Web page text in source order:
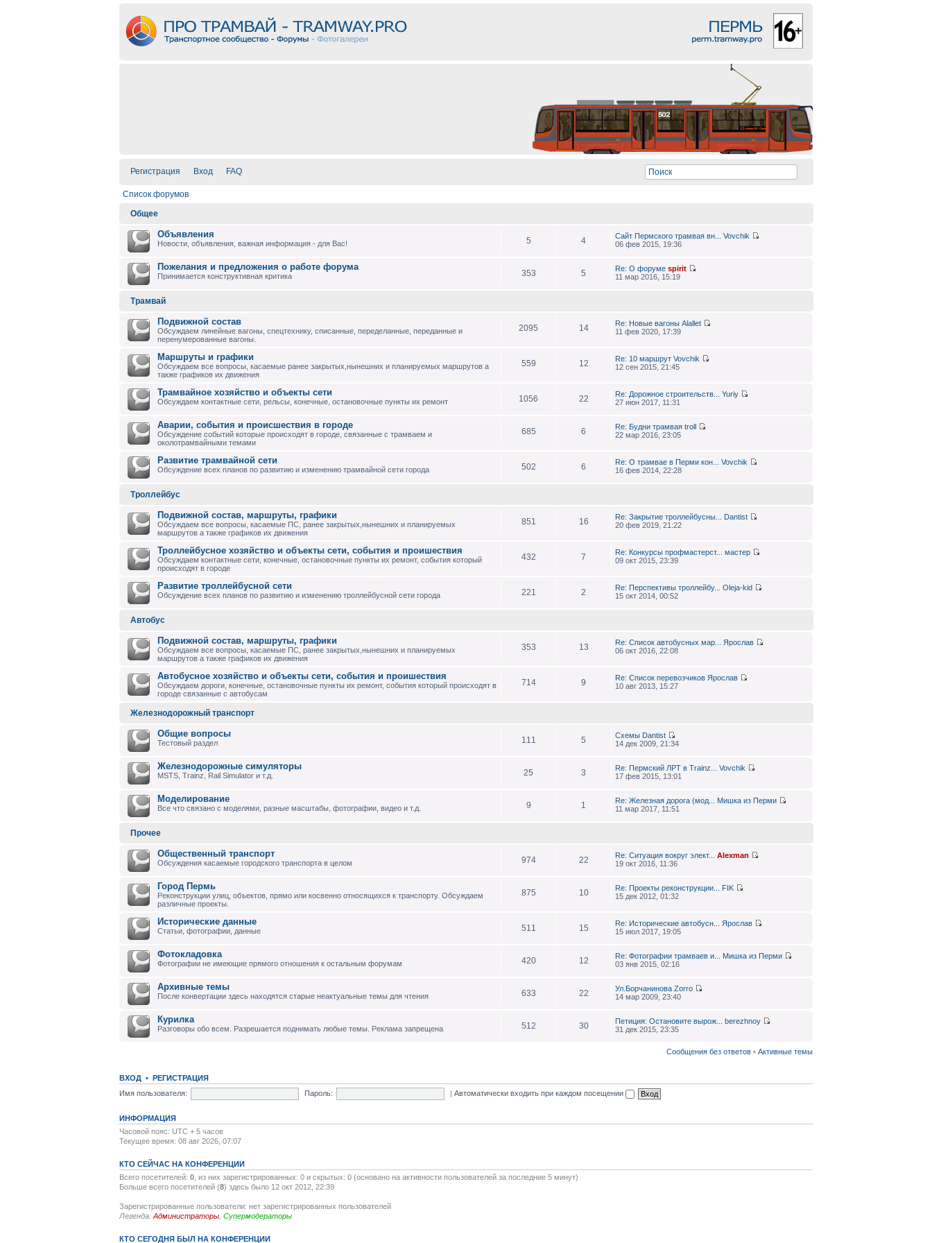
Регистрация Вход FAQ
Список форумов
Общее
Объявления
Новости, объявления, важная информация - для Вас! 5 4 Сайт Пермского трамвая вн...
Vovchik
06 фев 2015, 19:36
Пожелания и предложения о работе форума
Принимается конструктивная критика 353 5 Re: О форуме spirit
11 мар 2016, 15:19
Трамвай
Подвижной состав
Обсуждаем линейные вагоны, спецтехнику, списанные, переделанные, переданные и
перенумерованные вагоны.
2095 14 Re: Новые вагоны Alallet
11 фев 2020, 17:39
Маршруты и графики
Обсуждаем все вопросы, касаемые ранее закрытых,нынешних и планируемых маршрутов а
также графиков их движения
559 12 Re: 10 маршрут Vovchik
12 сен 2015, 21:45
Трамвайное хозяйство и объекты сети
Обсуждаем контактные сети, рельсы, конечные, остановочные пункты их ремонт 1056 22 Re: Дорожное строительств...
Yuriy
27 июн 2017, 11:31
Аварии, события и происшествия в городе
Обсуждение событий которые происходят в городе, связанные с трамваем и
околотрамвайными темами
685 6 Re: Будни трамвая troll
22 мар 2016, 23:05
Развитие трамвайной сети
Обсуждение всех планов по развитию и изменению трамвайной сети города 502 6 Re: О трамвае в Перми кон...
Vovchik
16 фев 2014, 22:28
Троллейбус
Подвижной состав, маршруты, графики
Обсуждаем все вопросы, касаемые ПС, ранее закрытых,нынешних и планируемых
маршрутов а также графиков их движения
851 16 Re: Закрытие троллейбусны...
Dantist
20 фев 2019, 21:22
Троллейбусное хозяйство и объекты сети, события и проишествия
Обсуждаем контактные сети, конечные, остановочные пункты их ремонт, события который
происходят в городе
432 7 Re: Конкурсы профмастерст...
мастер
09 окт 2015, 23:39
Развитие троллейбусной сети
Обсуждение всех планов по развитию и изменению троллейбусной сети города 221 2 Re: Перспективы троллейбу...
Oleja-kid
15 окт 2014, 00:52
Автобус
Подвижной состав, маршруты, графики
Обсуждаем все вопросы, касаемые ПС, ранее закрытых,нынешних и планируемых
маршрутов а также графиков их движения
353 13 Re: Список автобусных мар...
Ярослав
06 окт 2016, 22:08
Автобусное хозяйство и объекты сети, события и проишествия
Обсуждаем дороги, конечные, остановочные пункты их ремонт, события который происходят в
городе связанные с автобусам
714 9 Re: Список перевозчиков Ярослав
10 авг 2013, 15:27
Железнодорожный транспорт
Общие вопросы
Тестовый раздел 111 5 Схемы Dantist
14 дек 2009, 21:34
Железнодорожные симуляторы
MSTS, Trainz, Rail Simulator и т.д. 25 3 Re: Пермский ЛРТ в Trainz...
Vovchik
17 фев 2015, 13:01
Моделирование
Все что связано с моделями, разные масштабы, фотографии, видео и т.д. 9 1 Re: Железная дорога (мод...
Мишка из Перми
11 мар 2017, 11:51
Прочее
Общественный транспорт
Обсуждения касаемые городского транспорта в целом 974 22 Re: Ситуация вокруг элект...
Alexman
19 окт 2016, 11:36
Город Пермь
Реконструкции улиц, объектов, прямо или косвенно относящихся к транспорту. Обсуждаем
различные проекты.
875 10 Re: Проекты реконструкции...
FIK
15 дек 2012, 01:32
Исторические данные
Статьи, фотографии, данные 511 15 Re: Исторические автобусн...
Ярослав
15 июл 2017, 19:05
Фотокладовка
Фотографии не имеющие прямого отношения к остальным форумам 420 12 Re: Фотографии трамваев и...
Мишка из Перми
03 янв 2015, 02:16
Архивные темы
После конвертации здесь находятся старые неактуальные темы для чтения 633 22 Ул.Борчанинова Zorro
14 мар 2009, 23:40
Курилка
Разговоры обо всем. Разрешается поднимать любые темы. Реклама запрещена 512 30 Петиция: Остановите вырож...
berezhnoy
31 дек 2015, 23:35
Сообщения без ответов • Активные темы
ВХОД • РЕГИСТРАЦИЯ
Имя пользователя:
Пароль: | Автоматически входить при каждом посещении
ИНФОРМАЦИЯ
Часовой пояс: UTC + 5 часов
Текущее время: 08 авг 2026, 07:07
КТО СЕЙЧАС НА КОНФЕРЕНЦИИ
Всего посетителей: 0 , из них зарегистрированных: 0 и скрытых: 0 (основано на активности пользователей за последние 5 минут)
Больше всего посетителей (8) здесь было 12 окт 2012, 22:39
Зарегистрированные пользователи: нет зарегистрированных пользователей
Легенда: Администраторы Супермодераторы
КТО СЕГОДНЯ БЫЛ НА КОНФЕРЕНЦИИ